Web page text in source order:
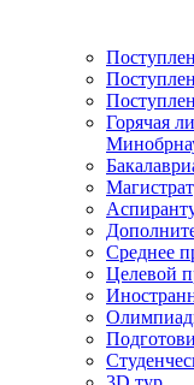
Горячая
Среднее
Целевой